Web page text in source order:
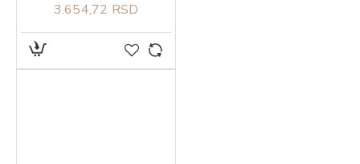
3.654,72 RSD